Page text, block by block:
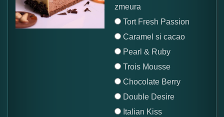
zmeura
Tort Fresh Passion
Caramel si cacao
Pearl & Ruby
Trois Mousse
Chocolate Berry
Double Desire
Italian Kiss